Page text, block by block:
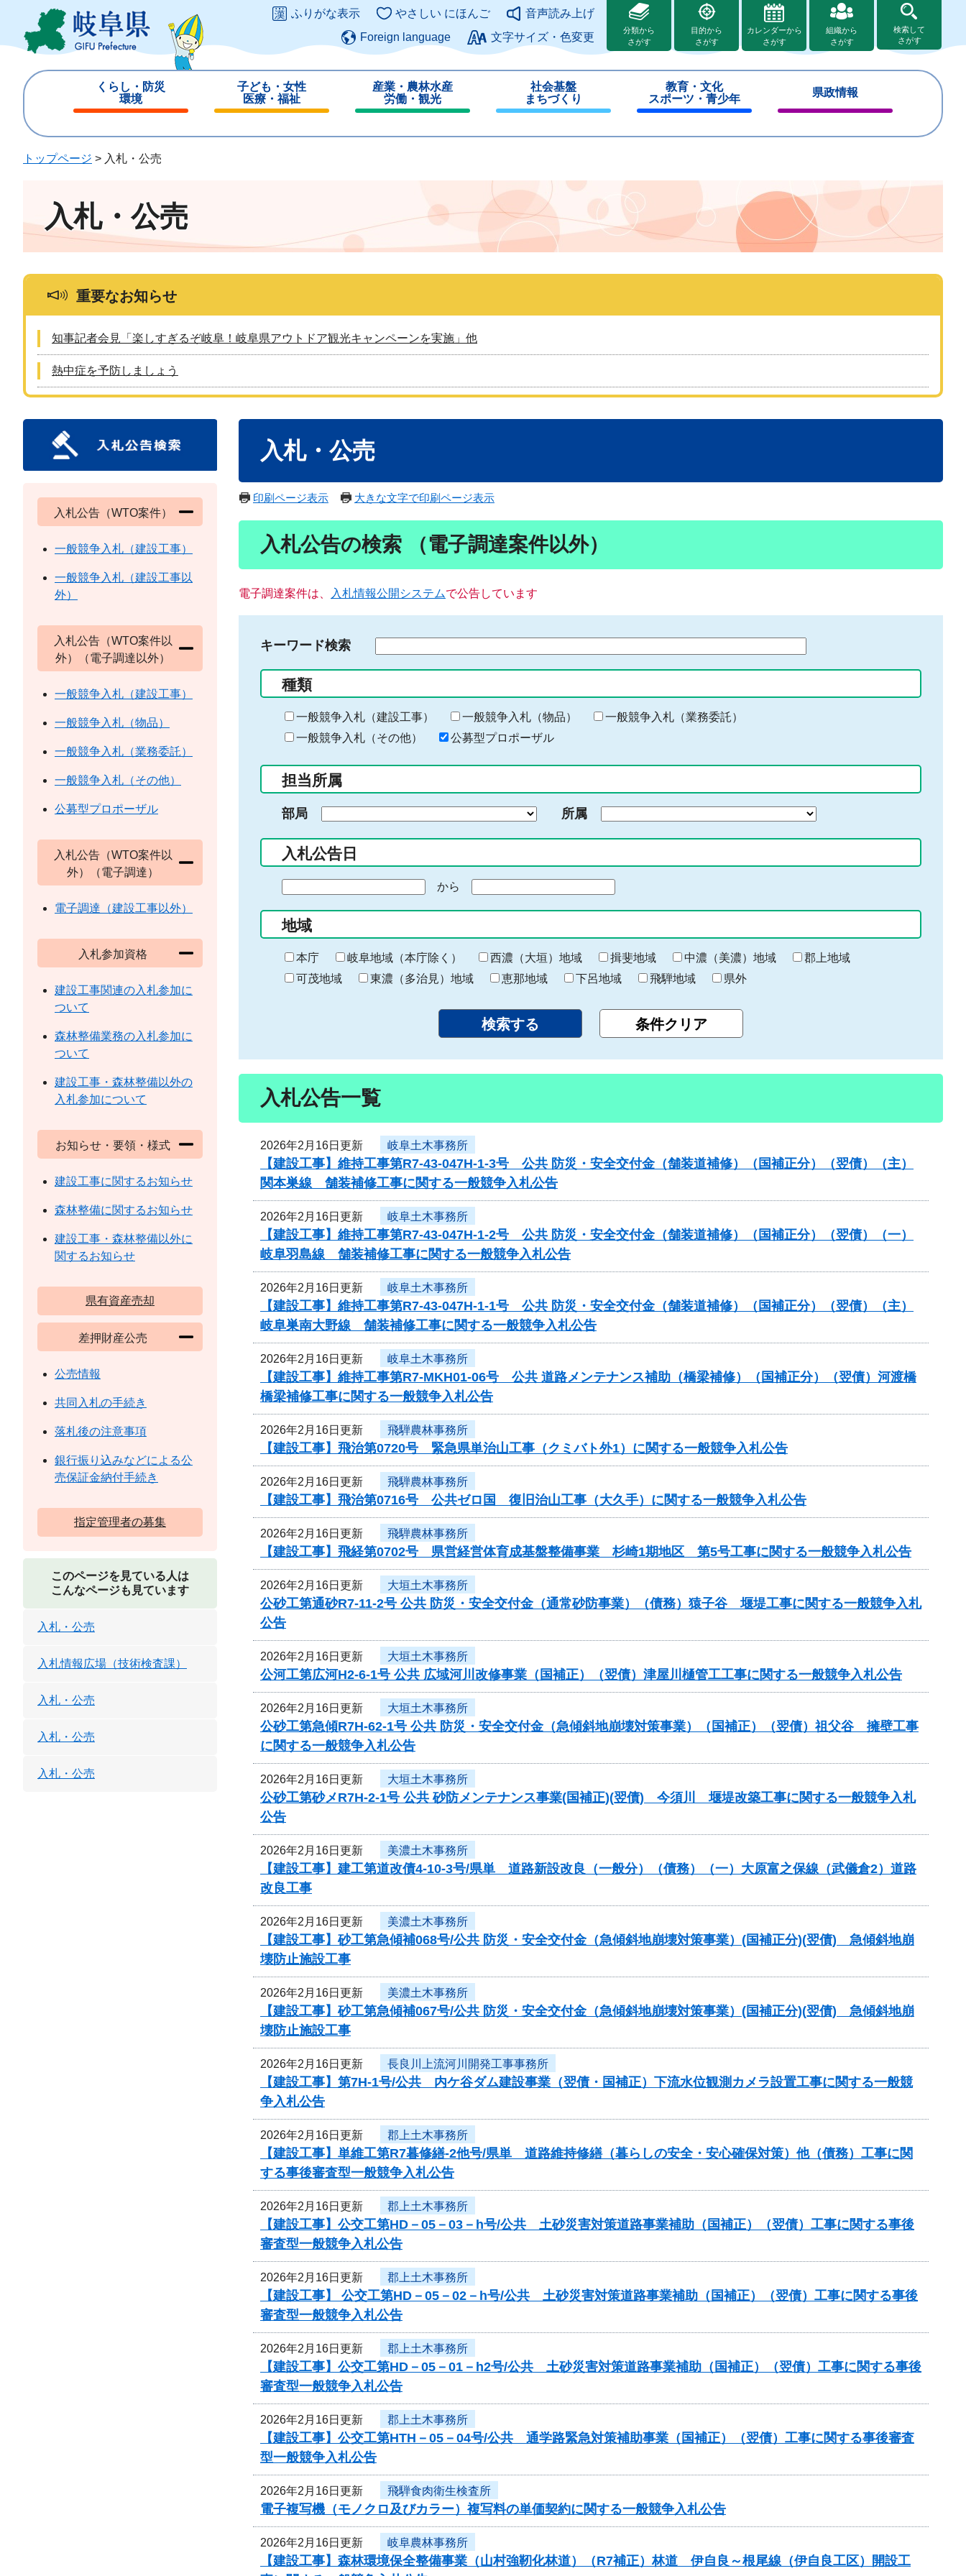
ジ
ュ
このページの本文へ
ふりがな表示 やさしい にほんご
音声読み上げ
Foreign language
文字サイズ・色変更
分類から
さがす
目的から
さがす
カレンダーから
さがす
組織から
さがす
検索して
さがす
くらし・防災
環境
じ
子ども・女性
医療・福祉
じ
産業・農林水産
労働・観光
じ
社会基盤
まちづくり
じ
教育・文化
スポーツ・青少年
じ
県政情報
じ
トップページ > 入札・公売
入札・公売
重要なお知らせ
知事記者会見「楽しすぎるぞ岐阜！岐阜県アウトドア観光キャンペーンを実施」他
熱中症を予防しましょう
入札・公売
印刷ページ表示 大きな文字で印刷ページ表示
入札公告の検索 （電子調達案件以外）
電子調達案件は、 入札情報公開システムで公告しています
キーワード検索
る
キ
ー
ー
入
力
種類
一般競争入札（建設工事） 一般競争入札（物品）
一般競争入札（業務委託）
一般競争入札（その他）
公募型プロポーザル
担当所属
部局 所属
入札公告日
の
始
ま
り
から
終
わ
り
地域
本庁 岐阜地域（本庁除く） 西濃（大垣）地域 揖斐地域 中濃（美濃）地域
郡上地域
可茂地域
東濃（多治見）地域 恵那地域 下呂地域 飛騨地域 県外
入札公告一覧
2026年2月16日更新 岐阜土木事務所
【建設工事】維持工事第R7-43-047H-1-3号 公共 防災・安全交付金（舗装道補修）（国補正分）（翌債）（主）
関本巣線 舗装補修工事に関する一般競争入札公告
2026年2月16日更新 岐阜土木事務所
【建設工事】維持工事第R7-43-047H-1-2号 公共 防災・安全交付金（舗装道補修）（国補正分）（翌債）（一）
岐阜羽島線 舗装補修工事に関する一般競争入札公告
2026年2月16日更新 岐阜土木事務所
【建設工事】維持工事第R7-43-047H-1-1号 公共 防災・安全交付金（舗装道補修）（国補正分）（翌債）（主）
岐阜巣南大野線 舗装補修工事に関する一般競争入札公告
2026年2月16日更新 岐阜土木事務所
【建設工事】維持工事第R7-MKH01-06号 公共 道路メンテナンス補助（橋梁補修）（国補正分）（翌債）河渡橋
橋梁補修工事に関する一般競争入札公告
2026年2月16日更新 飛騨農林事務所
【建設工事】飛治第0720号 緊急県単治山工事（クミバト外1）に関する一般競争入札公告
2026年2月16日更新 飛騨農林事務所
【建設工事】飛治第0716号 公共ゼロ国 復旧治山工事（大久手）に関する一般競争入札公告
2026年2月16日更新 飛騨農林事務所
【建設工事】飛経第0702号 県営経営体育成基盤整備事業 杉崎1期地区 第5号工事に関する一般競争入札公告
2026年2月16日更新 大垣土木事務所
公砂工第通砂R7-11-2号 公共 防災・安全交付金（通常砂防事業）（債務）猿子谷 堰堤工事に関する一般競争入札
公告
2026年2月16日更新 大垣土木事務所
公河工第広河H2-6-1号 公共 広域河川改修事業（国補正）（翌債）津屋川樋管工工事に関する一般競争入札公告
2026年2月16日更新 大垣土木事務所
公砂工第急傾R7H-62-1号 公共 防災・安全交付金（急傾斜地崩壊対策事業）（国補正）（翌債）祖父谷 擁壁工事
に関する一般競争入札公告
2026年2月16日更新 大垣土木事務所
公砂工第砂メR7H-2-1号 公共 砂防メンテナンス事業(国補正)(翌債) 今須川 堰堤改築工事に関する一般競争入札
公告
2026年2月16日更新 美濃土木事務所
【建設工事】建工第道改債4-10-3号/県単 道路新設改良（一般分）（債務）（一）大原富之保線（武儀倉2）道路
改良工事
2026年2月16日更新 美濃土木事務所
【建設工事】砂工第急傾補068号/公共 防災・安全交付金（急傾斜地崩壊対策事業）(国補正分)(翌債) 急傾斜地崩
壊防止施設工事
2026年2月16日更新 美濃土木事務所
【建設工事】砂工第急傾補067号/公共 防災・安全交付金（急傾斜地崩壊対策事業）(国補正分)(翌債) 急傾斜地崩
壊防止施設工事
2026年2月16日更新 長良川上流河川開発工事事務所
【建設工事】第7H-1号/公共 内ケ谷ダム建設事業（翌債・国補正）下流水位観測カメラ設置工事に関する一般競
争入札公告
2026年2月16日更新 郡上土木事務所
【建設工事】単維工第R7暮修繕-2他号/県単 道路維持修繕（暮らしの安全・安心確保対策）他（債務）工事に関
する事後審査型一般競争入札公告
2026年2月16日更新 郡上土木事務所
【建設工事】公交工第HD－05－03－h号/公共 土砂災害対策道路事業補助（国補正）（翌債）工事に関する事後
審査型一般競争入札公告
2026年2月16日更新 郡上土木事務所
【建設工事】 公交工第HD－05－02－h号/公共 土砂災害対策道路事業補助（国補正）（翌債）工事に関する事後
審査型一般競争入札公告
2026年2月16日更新 郡上土木事務所
【建設工事】公交工第HD－05－01－h2号/公共 土砂災害対策道路事業補助（国補正）（翌債）工事に関する事後
審査型一般競争入札公告
2026年2月16日更新 郡上土木事務所
【建設工事】公交工第HTH－05－04号/公共 通学路緊急対策補助事業（国補正）（翌債）工事に関する事後審査
型一般競争入札公告
2026年2月16日更新 飛騨食肉衛生検査所
電子複写機（モノクロ及びカラー）複写料の単価契約に関する一般競争入札公告
2026年2月16日更新 岐阜農林事務所
【建設工事】森林環境保全整備事業（山村強靭化林道）（R7補正）林道 伊自良～根尾線（伊自良工区）開設工
入札公告（WTO案件）
一般競争入札（建設工事）
一般競争入札（建設工事以
外）
入札公告（WTO案件以
外）（電子調達以外）
一般競争入札（建設工事）
一般競争入札（物品）
一般競争入札（業務委託）
一般競争入札（その他）
公募型プロポーザル
入札公告（WTO案件以
外）（電子調達）
電子調達（建設工事以外）
入札参加資格
建設工事関連の入札参加に
ついて
森林整備業務の入札参加に
ついて
建設工事・森林整備以外の
入札参加について
お知らせ・要領・様式
建設工事に関するお知らせ
森林整備に関するお知らせ
建設工事・森林整備以外に
関するお知らせ
県有資産売却
差押財産公売
公売情報
共同入札の手続き
落札後の注意事項
銀行振り込みなどによる公
売保証金納付手続き
指定管理者の募集
このページを見ている人は
こんなページも見ています
入札・公売
入札情報広場（技術検査課）
入札・公売
入札・公売
入札・公売